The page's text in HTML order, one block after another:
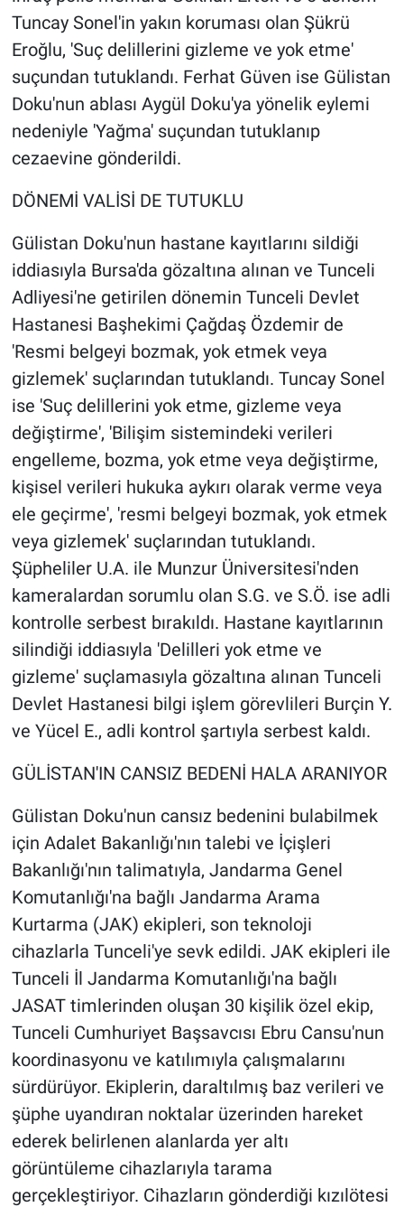
Tuncay Sonel'in yakın koruması olan Şükrü
Eroğlu, 'Suç delillerini gizleme ve yok etme'
suçundan tutuklandı. Ferhat Güven ise Gülistan
Doku'nun ablası Aygül Doku'ya yönelik eylemi
nedeniyle 'Yağma' suçundan tutuklanıp
cezaevine gönderildi.
DÖNEMİ VALİSİ DE TUTUKLU
Gülistan Doku'nun hastane kayıtlarını sildiği
iddiasıyla Bursa'da gözaltına alınan ve Tunceli
Adliyesi'ne getirilen dönemin Tunceli Devlet
Hastanesi Başhekimi Çağdaş Özdemir de
'Resmi belgeyi bozmak, yok etmek veya
gizlemek' suçlarından tutuklandı. Tuncay Sonel
ise 'Suç delillerini yok etme, gizleme veya
değiştirme', 'Bilişim sistemindeki verileri
engelleme, bozma, yok etme veya değiştirme,
kişisel verileri hukuka aykırı olarak verme veya
ele geçirme', 'resmi belgeyi bozmak, yok etmek
veya gizlemek' suçlarından tutuklandı.
Şüpheliler U.A. ile Munzur Üniversitesi'nden
kameralardan sorumlu olan S.G. ve S.Ö. ise adli
kontrolle serbest bırakıldı. Hastane kayıtlarının
silindiği iddiasıyla 'Delilleri yok etme ve
gizleme' suçlamasıyla gözaltına alınan Tunceli
Devlet Hastanesi bilgi işlem görevlileri Burçin Y.
ve Yücel E., adli kontrol şartıyla serbest kaldı.
GÜLİSTAN'IN CANSIZ BEDENİ HALA ARANIYOR
Gülistan Doku'nun cansız bedenini bulabilmek
için Adalet Bakanlığı'nın talebi ve İçişleri
Bakanlığı'nın talimatıyla, Jandarma Genel
Komutanlığı'na bağlı Jandarma Arama
Kurtarma (JAK) ekipleri, son teknoloji
cihazlarla Tunceli'ye sevk edildi. JAK ekipleri ile
Tunceli İl Jandarma Komutanlığı'na bağlı
JASAT timlerinden oluşan 30 kişilik özel ekip,
Tunceli Cumhuriyet Başsavcısı Ebru Cansu'nun
koordinasyonu ve katılımıyla çalışmalarını
sürdürüyor. Ekiplerin, daraltılmış baz verileri ve
şüphe uyandıran noktalar üzerinden hareket
ederek belirlenen alanlarda yer altı
görüntüleme cihazlarıyla tarama
gerçekleştiriyor. Cihazların gönderdiği kızılötesi